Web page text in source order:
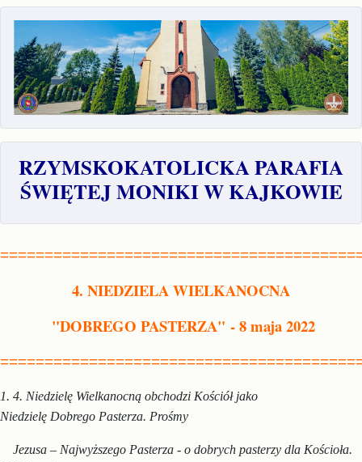
RZYMSKOKATOLICKA PARAFIA
ŚWIĘTEJ MONIKI W KAJKOWIE
4. NIEDZIELA WIELKANOCNA
"DOBREGO PASTERZA" - 8 maja 2022
1. 4. Niedzielę Wielkanocną obchodzi Kościół jako
Niedzielę Dobrego Pasterza. Prośmy
Jezusa – Najwyższego Pasterza - o dobrych pasterzy dla Kościoła.